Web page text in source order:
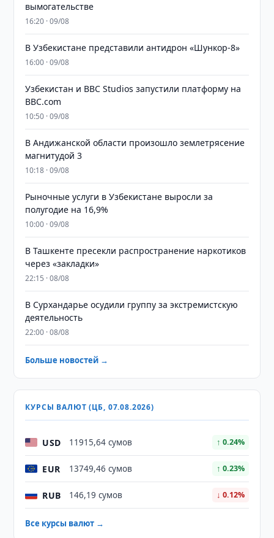
вымогательстве
16:20 · 09/08
В Узбекистане представили антидрон «Шункор-8»
16:00 · 09/08
Узбекистан и BBC Studios запустили платформу на
BBC.com
10:50 · 09/08
В Андижанской области произошло землетрясение
магнитудой 3
10:18 · 09/08
Рыночные услуги в Узбекистане выросли за
полугодие на 16,9%
10:00 · 09/08
В Ташкенте пресекли распространение наркотиков
через «закладки»
22:15 · 08/08
В Сурхандарье осудили группу за экстремистскую
деятельность
22:00 · 08/08
Больше новостей →
КУРСЫ ВАЛЮТ (ЦБ, 07.08.2026)
USD 11915,64 сумов ↑ 0.24%
EUR 13749,46 сумов ↑ 0.23%
RUB 146,19 сумов ↓ 0.12%
Все курсы валют →